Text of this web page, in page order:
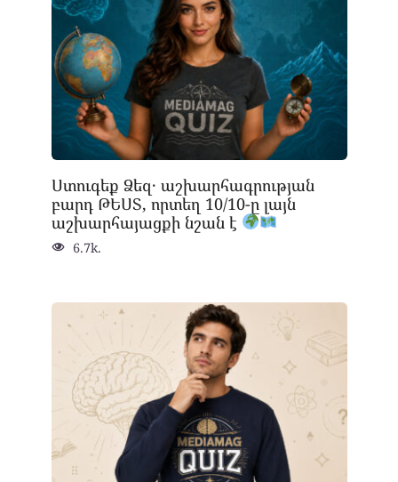
Ստուգեք Ձեզ․ աշխարհագրության
բարդ ԹԵՍՏ, որտեղ 10/10-ը լայն
աշխարհայացքի նշան է
6.7k.